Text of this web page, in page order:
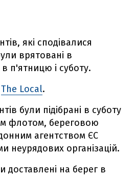
які сподівалися
врятовані в
п'ятницю і суботу.
The Local.
були підібрані в суботу
флотом, береговою
агентством ЄС
неурядових організацій.
доставлені на берег в